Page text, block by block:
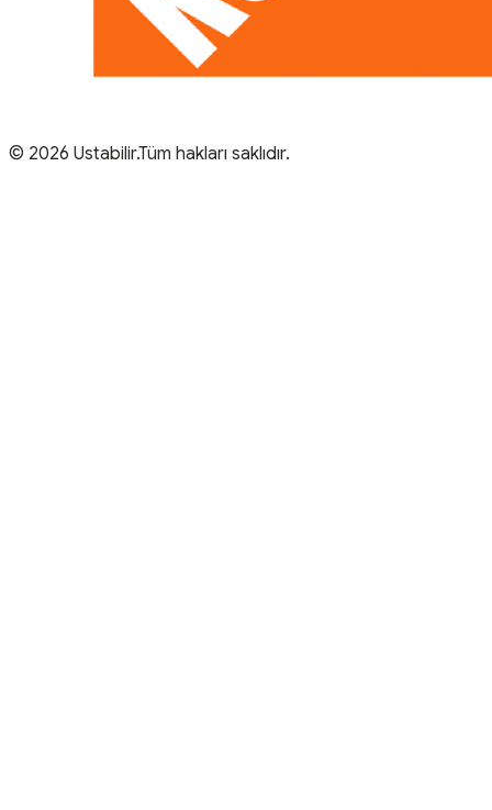
© 2026 Ustabilir.Tüm hakları saklıdır.